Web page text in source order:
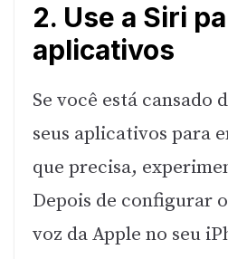
2. Use a Siri
aplicativos
Se você está cansado
seus aplicativos para
que precisa,
Depois de configurar
voz da Apple no seu